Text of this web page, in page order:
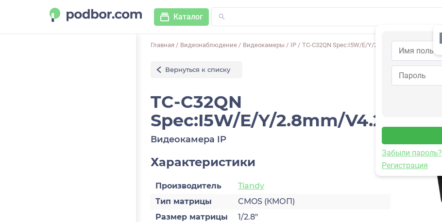
Каталог
Забыли пароль?
Регистрация
Главная / Видеонаблюдение / Видеокамеры / IP / TC-C32QN Spec:I5W/E/Y/2.8mm/V4.2
Вернуться к списку
TC-C32QN
Spec:I5W/E/Y/2.8mm/V4.2
Видеокамера IP
Характеристики
Производитель
Tiandy
Тип матрицы
CMOS (КМОП)
Размер матрицы
1/2.8″